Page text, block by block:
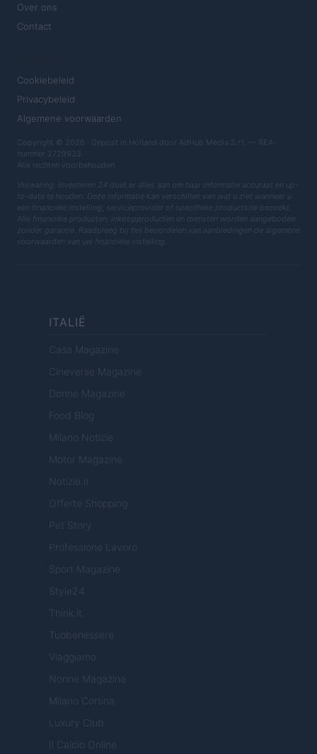
Over ons
Contact
Cookiebeleid
Privacybeleid
Algemene voorwaarden
Copyright © 2026 · Gepost in Holland door AdHub Media S.r.l. — REA-
nummer 2729933
Alle rechten voorbehouden
Vrijwaring: Investeren 24 doet er alles aan om haar informatie accuraat en up-
to-date te houden. Deze informatie kan verschillen van wat u ziet wanneer u
een financiële instelling, serviceprovider of specifieke productsite bezoekt.
Alle financiële producten, inkoopproducten en diensten worden aangeboden
zonder garantie. Raadpleeg bij het beoordelen van aanbiedingen de algemene
voorwaarden van uw financiële instelling.
ITALIË
Casa Magazine
Cineverse Magazine
Donne Magazine
Food Blog
Milano Notizie
Motor Magazine
Notizie.it
Offerte Shopping
Pet Story
Professione Lavoro
Sport Magazine
Style24
Think.it
Tuobenessere
Viaggiamo
Nonne Magazine
Milano Cortina
Luxury Club
Il Calcio Online